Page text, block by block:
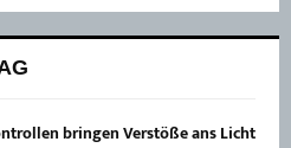
bringen Verstöße ans Licht